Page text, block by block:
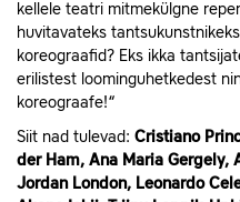
kellele teatri mitmekülgne
huvitavateks
koreograafid? Eks ikka
erilistest loominguhetkedest
koreograafe!“
Siit nad tulevad: Cristiano
der Ham, Ana Maria Gergely,
Jordan London, Leonardo